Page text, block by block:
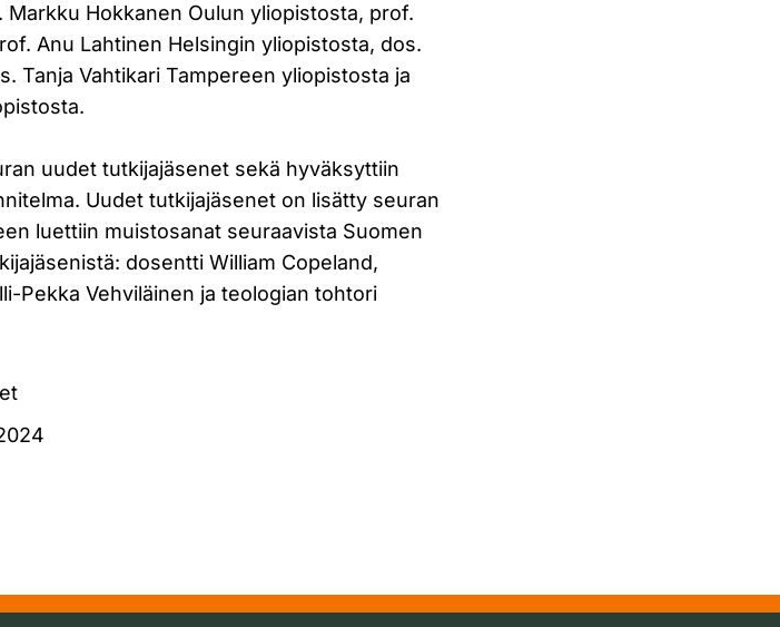
Hokkanen Oulun yliopistosta, prof.
Anu Lahtinen Helsingin yliopistosta, dos.
Tanja Vahtikari Tampereen yliopistosta ja
uudet tutkijajäsenet sekä hyväksyttiin
Uudet tutkijajäsenet on lisätty seuran
luettiin muistosanat seuraavista Suomen
dosentti William Copeland,
Pekka Vehviläinen ja teologian tohtori